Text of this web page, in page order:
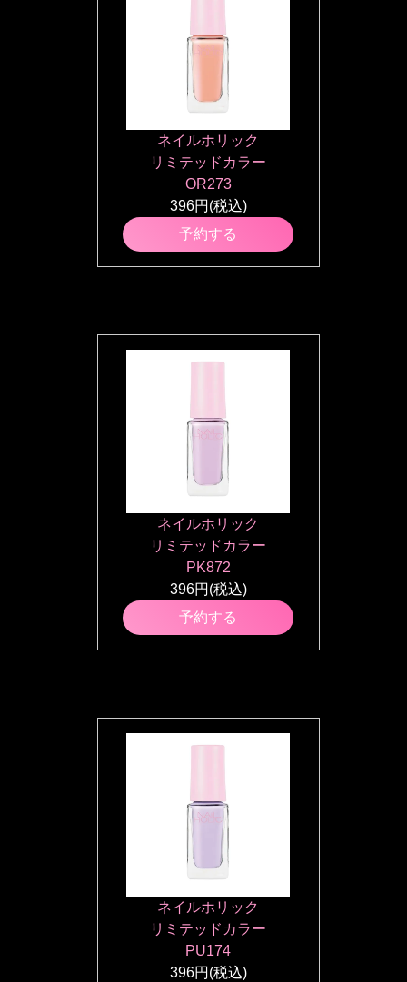
ネイルホリック
リミテッドカラー
OR273
396円(税込)
予約する
ネイルホリック
リミテッドカラー
PK872
396円(税込)
予約する
ネイルホリック
リミテッドカラー
PU174
396円(税込)